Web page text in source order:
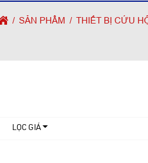
SẢN PHẨM THIẾT BỊ CỨU
LỌC GIÁ